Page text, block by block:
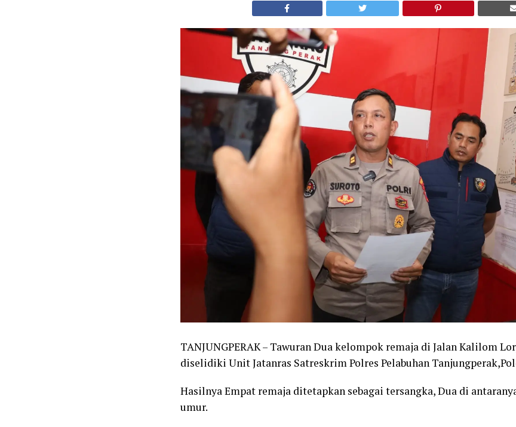
TANJUNGPERAK – Tawuran Dua kelompok remaja di Jalan Kalilom
diselidiki Unit Jatanras Satreskrim Polres Pelabuhan
Hasilnya Empat remaja ditetapkan sebagai tersangka, Dua di
umur.